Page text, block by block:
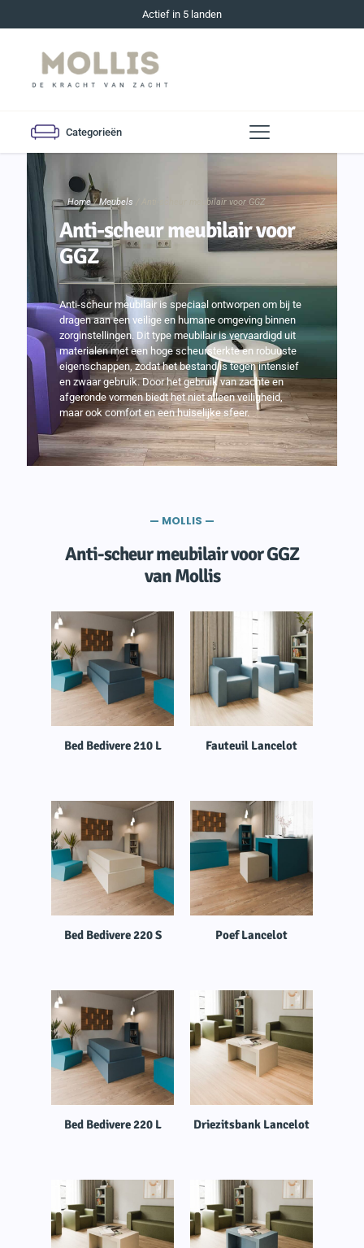
Actief in 5 landen
Categorieën
Home/Meubels / Anti-scheur meubilair voor GGZ
Anti-scheur meubilair voor
GGZ
Anti-scheur meubilair is speciaal ontworpen om bij te
dragen aan een veilige en humane omgeving binnen
zorginstellingen. Dit type meubilair is vervaardigd uit
materialen met een hoge scheursterkte en robuuste
eigenschappen, zodat het bestand is tegen intensief
en zwaar gebruik. Door het gebruik van zachte en
afgeronde vormen biedt het niet alleen veiligheid,
maar ook comfort en een huiselijke sfeer.
— MOLLIS —
Anti-scheur meubilair voor GGZ
van Mollis
Bed Bedivere 210 L Fauteuil Lancelot
Bed Bedivere 220 S Poef Lancelot
Bed Bedivere 220 L Driezitsbank Lancelot